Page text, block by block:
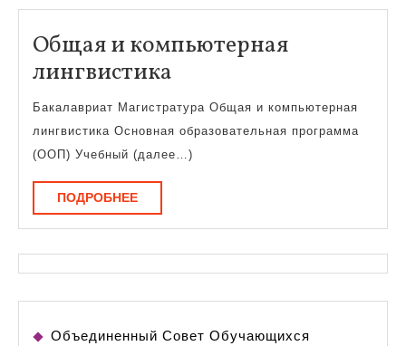
Общая и компьютерная
лингвистика
и
компьютерная
лингвистика
Бакалавриат Магистратура Общая и компьютерная
лингвистика Основная образовательная программа
(ООП) Учебный (далее…)
ПОДРОБНЕЕПОДРОБНЕЕ
Объединенный Совет Обучающихся